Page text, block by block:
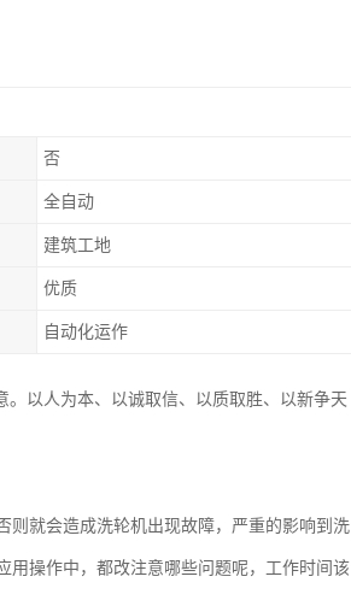
否
全自动
建筑工地
优质
自动化运作
以人为本、以诚取信、以质取胜、以新争天
则就会造成洗轮机出现故障，严重的影响到洗
用操作中，都改注意哪些问题呢，工作时间该